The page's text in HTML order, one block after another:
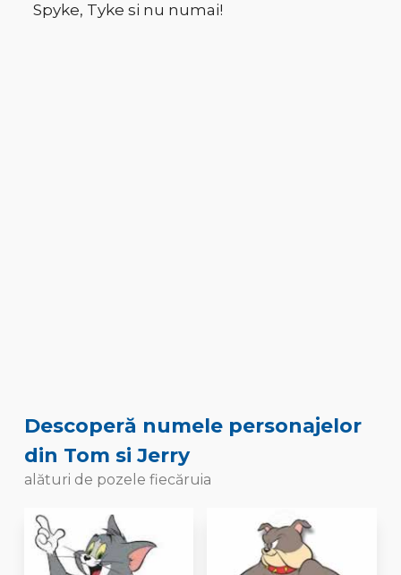
Spyke, Tyke si nu numai!
Descoperă numele personajelor
din Tom si Jerry
alături de pozele fiecăruia